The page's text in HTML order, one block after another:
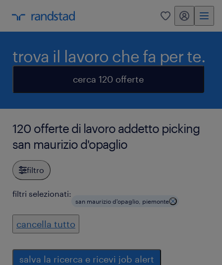
0 my randstad
trova il lavoro che fa per te.
cerca 120 offerte
120 offerte di lavoro addetto picking
san maurizio d'opaglio
filtro
filtri selezionati:
san maurizio d'opaglio, piemonte
cancella tutto
salva la ricerca e ricevi job alert